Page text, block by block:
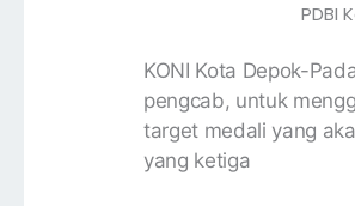
PDBI
KONI Kota Depok-
pengcab, untuk
target medali yang
yang ketiga